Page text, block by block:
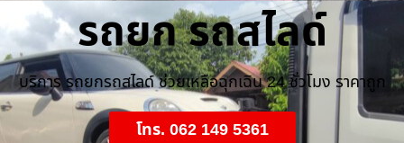
รถยก รถสไลด์
บริการ รถยกรถสไลด์ ช่วยเหลือฉุกเฉิน 24 ชั่วโมง ราคาถูก
โทร. 062 149 5361